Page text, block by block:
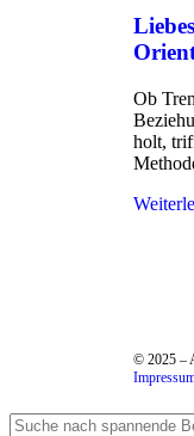
Ob
holt,
© 2025 –